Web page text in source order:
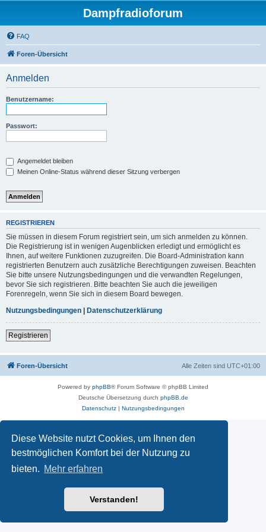
Diese Website nutzt Cookies, um Ihnen den
bestmöglichen Komfort bei der Nutzung zu
bieten. Mehr erfahren
Verstanden!
Dampfradioforum
FAQ
Foren-Übersicht
Anmelden
Benutzername:
Passwort:
Angemeldet bleiben
Meinen Online-Status während dieser Sitzung verbergen
REGISTRIEREN
Sie müssen in diesem Forum registriert sein, um sich anmelden zu können.
Die Registrierung ist in wenigen Augenblicken erledigt und ermöglicht es
Ihnen, auf weitere Funktionen zuzugreifen. Die Board-Administration kann
registrierten Benutzern auch zusätzliche Berechtigungen zuweisen. Beachten
Sie bitte unsere Nutzungsbedingungen und die verwandten Regelungen,
bevor Sie sich registrieren. Bitte beachten Sie auch die jeweiligen
Forenregeln, wenn Sie sich in diesem Board bewegen.
Nutzungsbedingungen | Datenschutzerklärung
Registrieren
Foren-Übersicht Alle Zeiten sind UTC+01:00
Powered by phpBB® Forum Software © phpBB Limited
Deutsche Übersetzung durch phpBB.de
Datenschutz| Nutzungsbedingungen